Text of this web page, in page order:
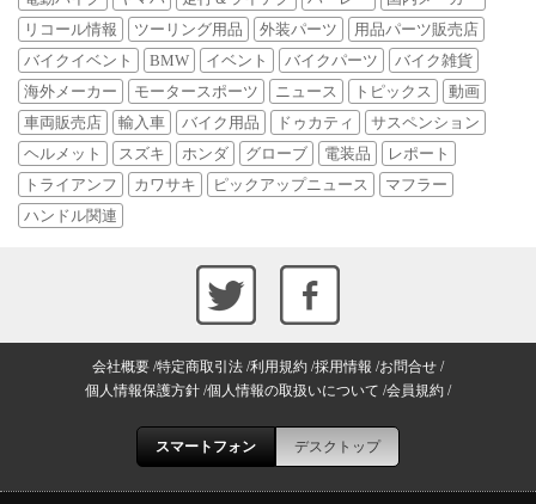
リコール情報
ツーリング用品 外装パーツ
用品パーツ販売店
バイクイベント
BMW イベント バイクパーツ
バイク雑貨
海外メーカー
モータースポーツ ニュース トピックス
動画
車両販売店
輸入車 バイク用品 ドゥカティ
サスペンション
ヘルメット
スズキ ホンダ グローブ 電装品
レポート
トライアンフ
カワサキ ピックアップニュース
マフラー
ハンドル関連
会社概要 特定商取引法 利用規約 採用情報 お問合せ
個人情報保護方針 個人情報の取扱いについて 会員規約
スマートフォン デスクトップ